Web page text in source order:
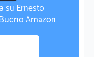
su Ernesto
Amazon